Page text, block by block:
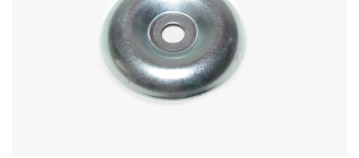
Piese de schimb vehicule electrice